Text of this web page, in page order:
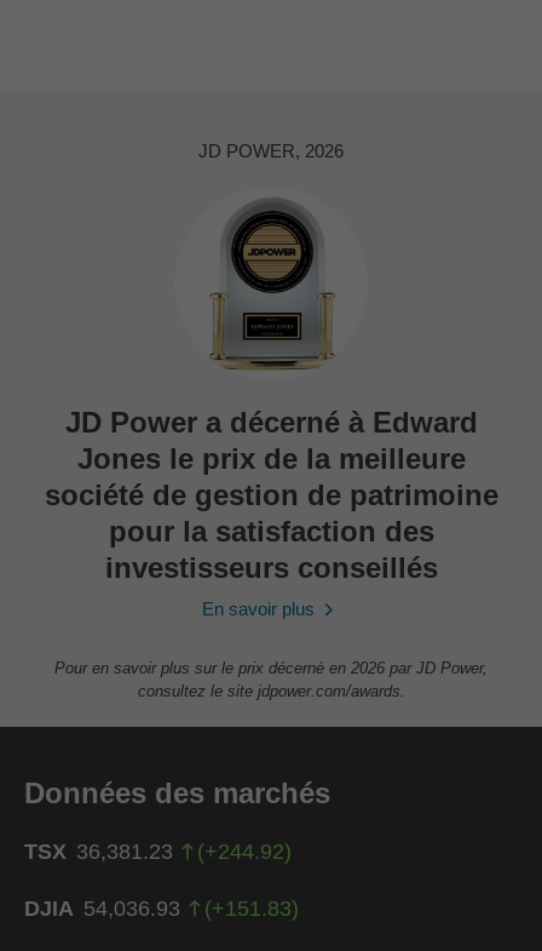
JD POWER, 2026
JD Power a décerné à Edward
Jones le prix de la meilleure
société de gestion de patrimoine
pour la satisfaction des
investisseurs conseillés
En savoir plus
Pour en savoir plus sur le prix décerné en 2026 par JD Power,
consultez le site jdpower.com/awards.
Données des marchés
TSX 36,381.23 (+244.92)
DJIA 54,036.93 (+151.83)